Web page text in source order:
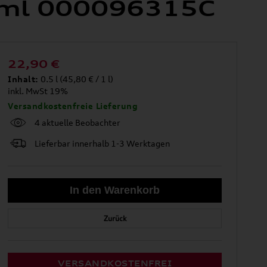
000096315C
22,90 €
Inhalt: 0.5 l (45,80 € / 1 l)
inkl. MwSt 19%
Versandkostenfreie Lieferung
4 aktuelle Beobachter
Lieferbar innerhalb 1-3 Werktagen
Zurück
VERSANDKOSTENFREI